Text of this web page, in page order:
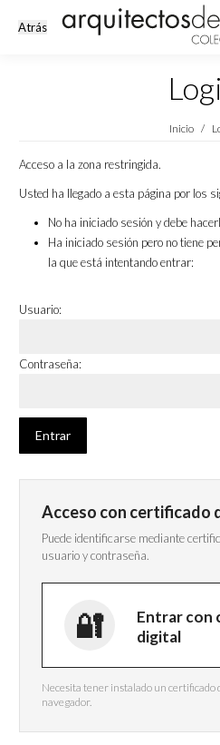
Estás
Inicio
Acceso a la zona restringida.
Usted ha llegado a esta página por los
No ha iniciado sesión y debe
Ha iniciado sesión pero no tiene
la que está intentando entrar:
Usuario:
Contraseña:
Acceso con certificado
Puede identificarse mediante
usuario y contraseña.
Entrar con
digital
Necesita tener instalado un certificado
navegador.